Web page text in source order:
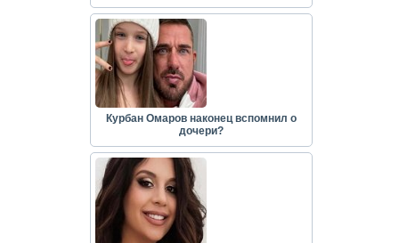
Курбан Омаров наконец вспомнил о
дочери?